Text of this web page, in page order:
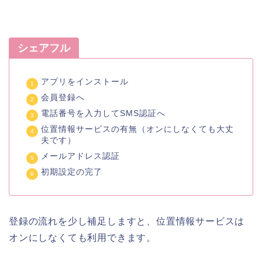
シェアフル
アプリをインストール
会員登録へ
電話番号を入力してSMS認証へ
位置情報サービスの有無（オンにしなくても大丈
夫です）
メールアドレス認証
初期設定の完了
登録の流れを少し補足しますと、位置情報サービスは
オンにしなくても利用できます。